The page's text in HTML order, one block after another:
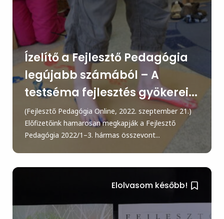
Ízelítő a Fejlesztő Pedagógia
legújabb számából – A
testséma fejlesztés gyökerei...
(Fejlesztő Pedagógia Online, 2022. szeptember 21.)
Előfizetőink hamarosan megkapják a Fejlesztő
Pedagógia 2022/1–3. hármas összevont...
Elolvasom később!